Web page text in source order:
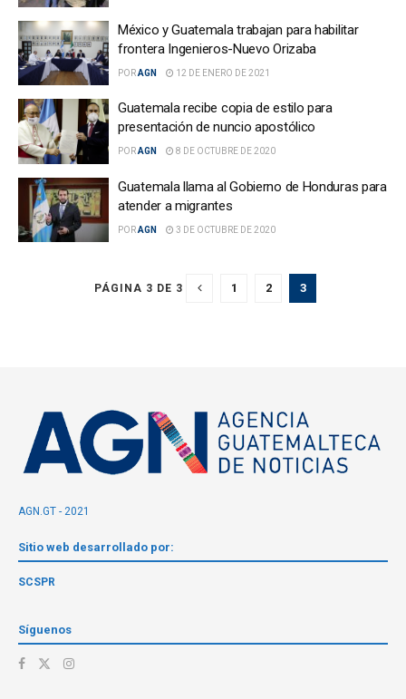
México y Guatemala trabajan para habilitar
frontera Ingenieros-Nuevo Orizaba
PORAGN 12 DE ENERO DE 2021
Guatemala recibe copia de estilo para
presentación de nuncio apostólico
PORAGN 8 DE OCTUBRE DE 2020
Guatemala llama al Gobierno de Honduras para
atender a migrantes
PORAGN 3 DE OCTUBRE DE 2020
PÁGINA 3 DE 3 1 2 3
AGN.GT - 2021
Sitio web desarrollado por:
SCSPR
Síguenos